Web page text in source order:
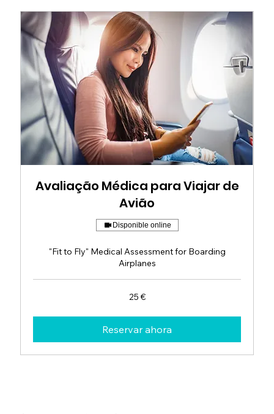
Avaliação Médica para Viajar de
Avião
Disponible online
"Fit to Fly" Medical Assessment for Boarding
Airplanes
25 €
Reservar ahora